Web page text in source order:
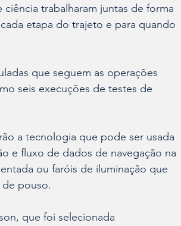
trabalharam juntas de forma
etapa do trajeto e para quando
que seguem as operações
seis execuções de testes de
a tecnologia que pode ser usada
e fluxo de dados de navegação na
ou faróis de iluminação que
pouso.
que foi selecionada